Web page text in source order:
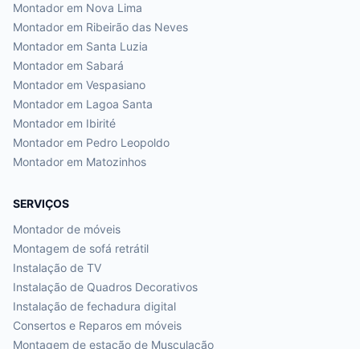
Montador em Nova Lima
Montador em Ribeirão das Neves
Montador em Santa Luzia
Montador em Sabará
Montador em Vespasiano
Montador em Lagoa Santa
Montador em Ibirité
Montador em Pedro Leopoldo
Montador em Matozinhos
SERVIÇOS
Montador de móveis
Montagem de sofá retrátil
Instalação de TV
Instalação de Quadros Decorativos
Instalação de fechadura digital
Consertos e Reparos em móveis
Montagem de estação de Musculação